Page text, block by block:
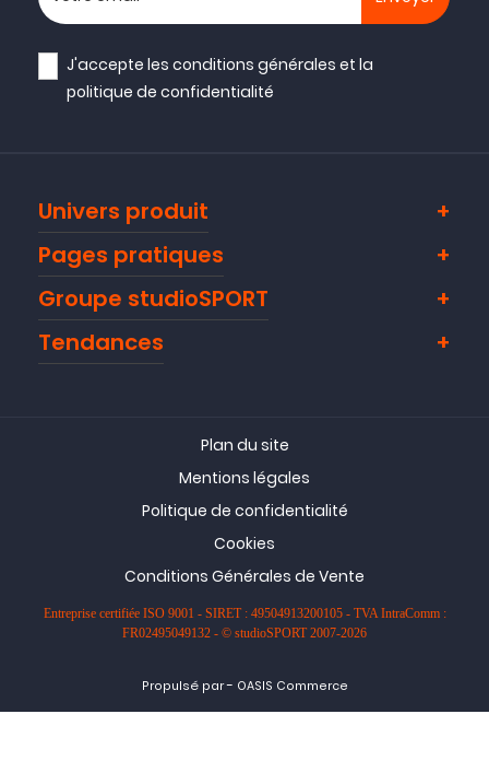
J'accepte lesconditions générales et la
politique de confidentialité
Univers produit
Pages pratiques
Groupe studioSPORT
Tendances
Plan du site
Mentions légales
Politique de confidentialité
Cookies
Conditions Générales de Vente
Entreprise certifiée ISO 9001 - SIRET : 49504913200105 - TVA IntraComm :
FR02495049132 - © studioSPORT 2007-2026
Propulsé par- OASIS Commerce